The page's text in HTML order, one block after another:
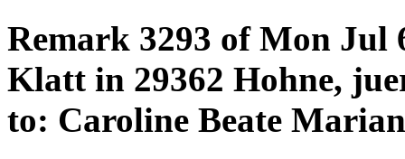
Remark 3293 of Mon Jul
Klatt in 29362 Hohne,
to: Caroline Beate